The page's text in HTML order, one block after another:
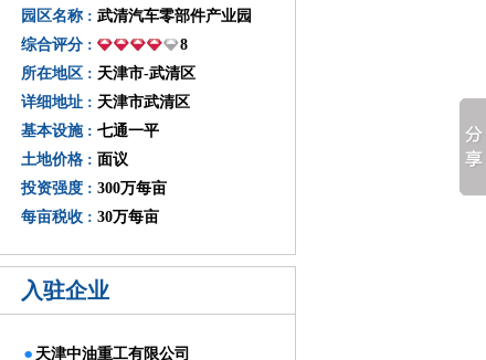
园区名称 : 武清汽车零部件产业园
综合评分 :
8
所在地区 : 天津市-武清区
详细地址 : 天津市武清区
基本设施 : 七通一平
土地价格 : 面议
投资强度 : 300万每亩
每亩税收 : 30万每亩
入驻企业
天津中油重工有限公司